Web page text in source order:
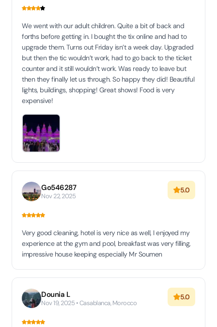
We went with our adult children. Quite a bit of back and
forths before getting in. I bought the tix online and had to
upgrade them. Turns out Friday isn’t a week day. Upgraded
but then the tic wouldn’t work, had to go back to the ticket
counter and it still wouldn’t work. Was ready to leave but
then they finally let us through. So happy they did! Beautiful
lights, buildings, shopping! Great shows! Food is very
expensive!
Go546287
Nov 22, 2025
5.0
Very good cleaning, hotel is very nice as well, I enjoyed my
experience at the gym and pool, breakfast was very filling,
impressive house keeping especially Mr Soumen
Dounia L
Nov 19, 2025 • Casablanca, Morocco
5.0